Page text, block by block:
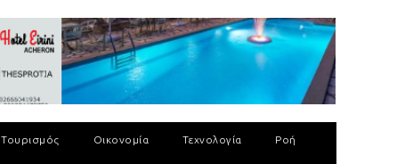
Τουρισμός Οικονομία Τεχνολογία Ροή